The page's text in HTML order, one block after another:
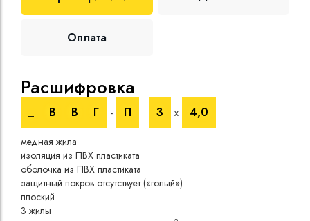
Оплата
Расшифровка
В В Г - П 3 х 4,0
медная жила
изоляция из ПВХ пластиката
оболочка из ПВХ пластиката
защитный покров отсутствует («голый»)
плоский
3 жилы